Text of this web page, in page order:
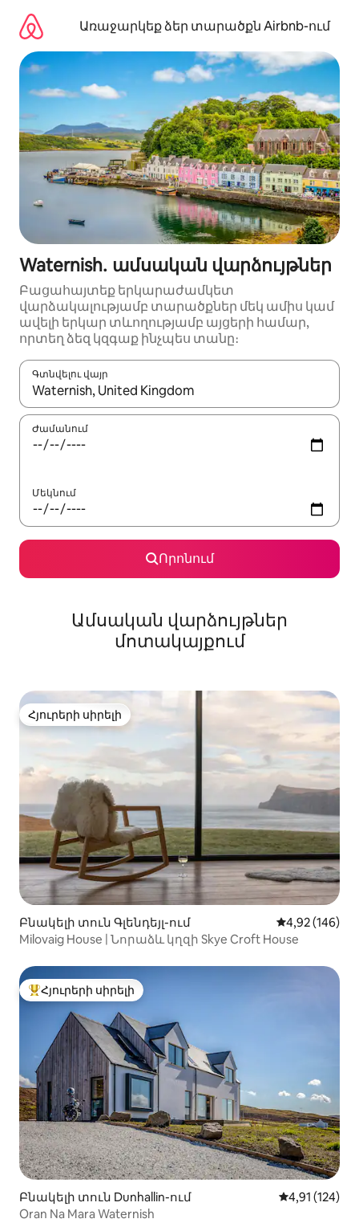
բովանդակությանըԱռաջարկեք ձեր տարածքն Airbnb-ում
Waternish․ ամսական վարձույթներ
Բացահայտեք երկարաժամկետ
վարձակալությամբ տարածքներ մեկ ամիս կամ
ավելի երկար տևողությամբ այցերի համար,
որտեղ ձեզ կզգաք ինչպես տանը։
Գտնվելու վայր
Երբ արդյունքները հասանելի լինեն, սլաքների
Ժամանում
Մեկնում
Որոնում
Ամսական վարձույթներ
մոտակայքում
Հյուրերի սիրելի
Հյուրերի սիրելի
Բնակելի տուն Գլենդեյլ-ում Միջին
4,92 (146)
Milovaig House | Նորաձև կղզի Skye Croft House
Հյուրերի սիրելի լավագույն տները
Հյուրերի սիրելի
Բնակելի տուն Dunhallin-ում Միջին
4,91 (124)
Oran Na Mara Waternish